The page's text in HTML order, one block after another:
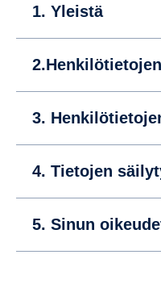
1. Yleistä
3.
4. Tietojen
5. Sinun